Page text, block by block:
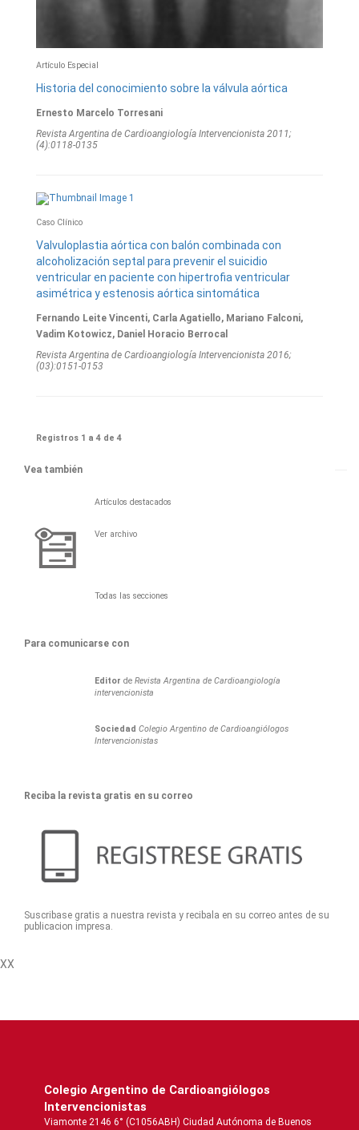
Artículo Especial
Historia del conocimiento sobre la válvula aórtica
Ernesto Marcelo Torresani
Revista Argentina de Cardioangiologí­a Intervencionista 2011;
(4):0118-0135
Caso Clínico
Valvuloplastia aórtica con balón combinada con
alcoholización septal para prevenir el suicidio
ventricular en paciente con hipertrofia ventricular
asimétrica y estenosis aórtica sintomática
Fernando Leite Vincenti, Carla Agatiello, Mariano Falconi,
Vadim Kotowicz, Daniel Horacio Berrocal
Revista Argentina de Cardioangiologí­a Intervencionista 2016;
(03):0151-0153
Registros 1 a 4 de 4
Vea también
Artículos destacados
Ver archivo
Todas las secciones
Para comunicarse con
Editor deRevista Argentina de Cardioangiología
intervencionista
Sociedad Colegio Argentino de Cardioangiólogos
Intervencionistas
Reciba la revista gratis en su correo
Suscribase gratis a nuestra revista y recibala en su correo antes de su
publicacion impresa.
XX
Colegio Argentino de Cardioangiólogos
Intervencionistas
Viamonte 2146 6° (C1056ABH) Ciudad Autónoma de Buenos